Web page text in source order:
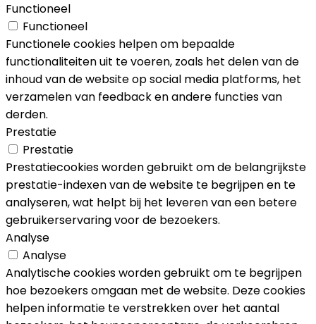
Functioneel
Functioneel
Functionele cookies helpen om bepaalde
functionaliteiten uit te voeren, zoals het delen van de
inhoud van de website op social media platforms, het
verzamelen van feedback en andere functies van
derden.
Prestatie
Prestatie
Prestatiecookies worden gebruikt om de belangrijkste
prestatie-indexen van de website te begrijpen en te
analyseren, wat helpt bij het leveren van een betere
gebruikerservaring voor de bezoekers.
Analyse
Analyse
Analytische cookies worden gebruikt om te begrijpen
hoe bezoekers omgaan met de website. Deze cookies
helpen informatie te verstrekken over het aantal